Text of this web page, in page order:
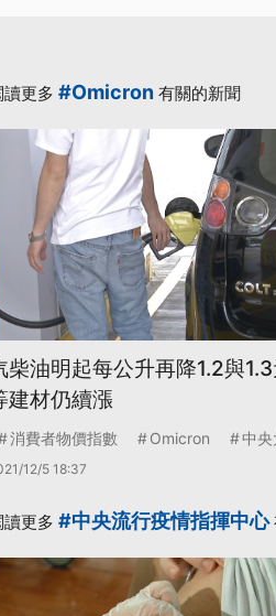
讀更多 #Omicron 有關的新聞
柴油明起每公升再降1.2與
建材仍續漲
消費者物價指數 Omicron 中
12/5 18:37
讀更多 #中央流行疫情指揮中心